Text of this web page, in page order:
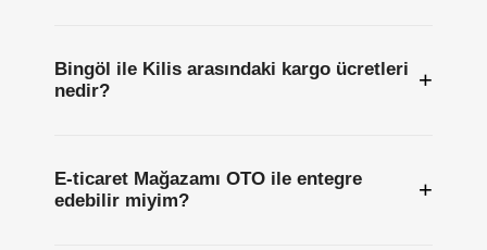
Bingöl ile Kilis arasındaki kargo ücretleri
nedir?
+
E-ticaret Mağazamı OTO ile entegre
edebilir miyim?
+